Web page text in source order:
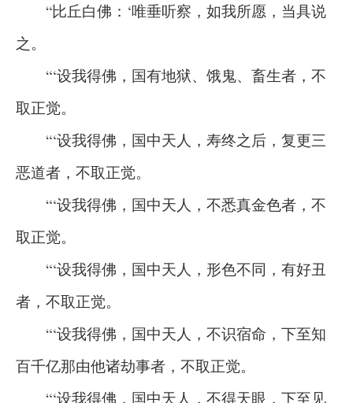
“比丘白佛：‘唯垂听察，如我所愿，当具说
之。
“‘设我得佛，国有地狱、饿鬼、畜生者，不
取正觉。
“‘设我得佛，国中天人，寿终之后，复更三
恶道者，不取正觉。
“‘设我得佛，国中天人，不悉真金色者，不
取正觉。
“‘设我得佛，国中天人，形色不同，有好丑
者，不取正觉。
“‘设我得佛，国中天人，不识宿命，下至知
百千亿那由他诸劫事者，不取正觉。
“‘设我得佛，国中天人，不得天眼，下至见